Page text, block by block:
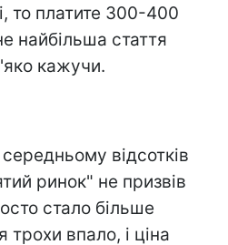
то платите 300-400
найбільша стаття
кажучи.
відсотків
ринок" не призвів
стало більше
впало, і ціна